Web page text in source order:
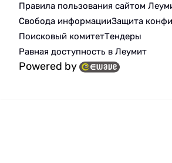
Правила пользования сайтом
Свобода информацииЗащита
Поисковый комитетТендеры
Равная доступность в Леумит
Powered by